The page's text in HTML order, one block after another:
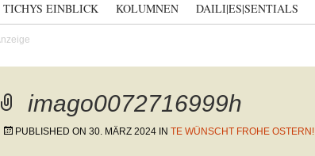
TICHYS EINBLICK KOLUMNEN DAILI|ES|SENTIALS
imago0072716999h
PUBLISHED ON 30. MÄRZ 2024 IN TE WÜNSCHT FROHE OSTERN!